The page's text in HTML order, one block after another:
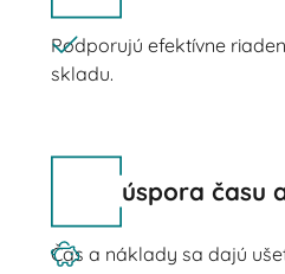
Podporujú efektívne
skladu.
úspora času
Čas a náklady sa dajú